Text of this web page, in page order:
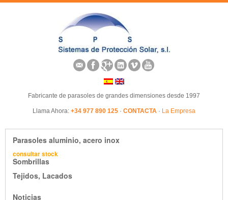
Fabricante de parasoles de grandes dimensiones desde 1997
Llama Ahora: +34 977 890 125 · CONTACTA · La Empresa
Parasoles aluminio, acero inox
Sombrillas
consultar stock
Tejidos, Lacados
Noticias